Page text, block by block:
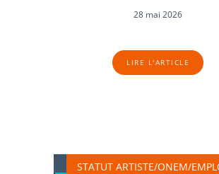
28 mai 2026
LIRE L'ARTICLE
STATUT ARTISTE, ONEM, EMPLOI,
STATUT ARTISTE/ONEM/